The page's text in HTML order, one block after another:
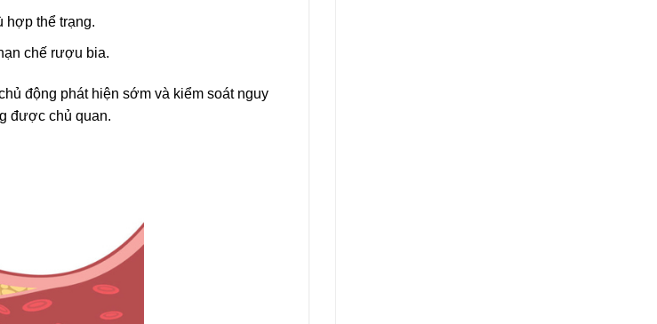
hợp thể trạng.
chế rượu bia.
động phát hiện sớm và kiểm soát nguy
được chủ quan.